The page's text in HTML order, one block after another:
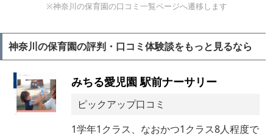
※神奈川の保育園の口コミ一覧ページへ遷移します
神奈川の保育園の評判・口コミ体験談をもっと見るなら
みちる愛児園 駅前ナーサリー
ピックアップ口コミ
1学年1クラス、なおかつ1クラス8人程度で